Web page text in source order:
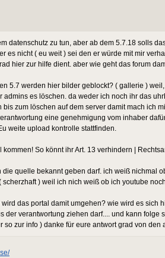
datenschutz zu tun, aber ab dem 5.7.18 solls
es nicht ( eu weit ) sei den er würde mit mir
hier zur hilfe dient. aber wie geht das forum
5.7 werden hier bilder geblockt? ( gallerie )
admins es löschen. da weder ich noch ihr das
bis zum löschen auf dem server damit mach ich
eine genehmigung vom inhaber
weite upload kontrolle stattfinden.
So könnt ihr Art. 13 verhindern |
quelle bekannt geben darf. ich weiß nichmal
) weil ich nich weiß ob ich youtube
das portal damit umgehen? wie wird es sich
der verantwortung ziehen darf.... und kann folge
so zur info ) danke für eure antwort grad von den